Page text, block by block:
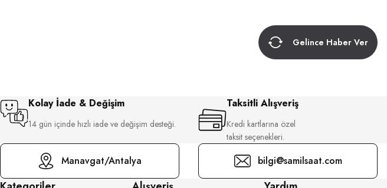
Gelince Haber Ver
Kolay İade & Değişim
14 gün içinde hızlı iade ve değişim desteği.
Taksitli Alışveriş
Kredi kartlarına özel
taksit seçenekleri.
Manavgat/Antalya bilgi@samilsaat.com